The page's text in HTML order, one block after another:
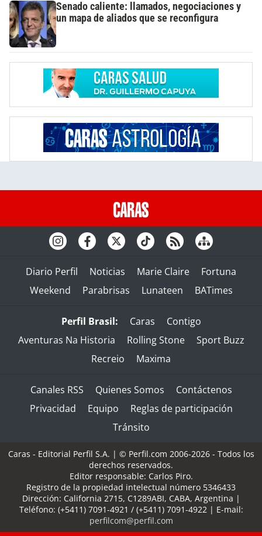
Senado caliente: llamados, negociaciones y
un mapa de aliados que se reconfigura
Diario Perfil Noticias Marie Claire
Fortuna
Weekend
Parabrisas Lunateen BATimes
Perfil Brasil: Caras
Contigo
Aventuras Na Historia
Rolling Stone
Sport Buzz
Recreio
Maxima
Canales RSS Quienes Somos
Contáctenos
Privacidad
Equipo
Reglas de participación
Tránsito
Caras - Editorial Perfil S.A. | © Perfil.com 2006-2026 - Todos los
derechos reservados.
Editor responsable: Carlos Piro.
Registro de la propiedad intelectual número 5346433
Dirección: California 2715, C1289ABI, CABA, Argentina |
Teléfono: (+5411) 7091-4921 / (+5411) 7091-4922| E-mail:
perfilcom@perfil.com